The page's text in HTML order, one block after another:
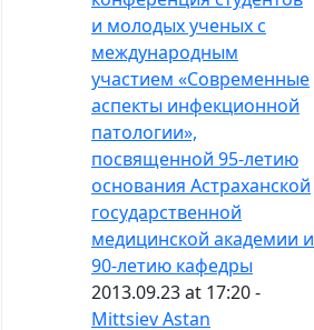
и молодых ученых с
международным
участием «Современные
аспекты инфекционной
патологии»,
посвященной 95-летию
основания Астраханской
государственной
медицинской академии и
90-летию кафедры
2013.09.23 at 17:20 -
Mittsiev Astan